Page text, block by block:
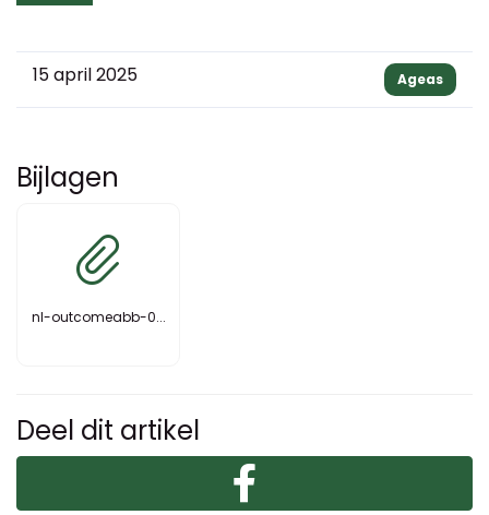
15 april 2025 Ageas
Bijlagen
nl-outcomeabb-0...
Deel dit artikel